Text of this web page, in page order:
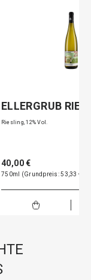
ELLERGRUB
Riesling, 12% Vol.
40,00 €
750ml (Grundpreis: 53,33 €